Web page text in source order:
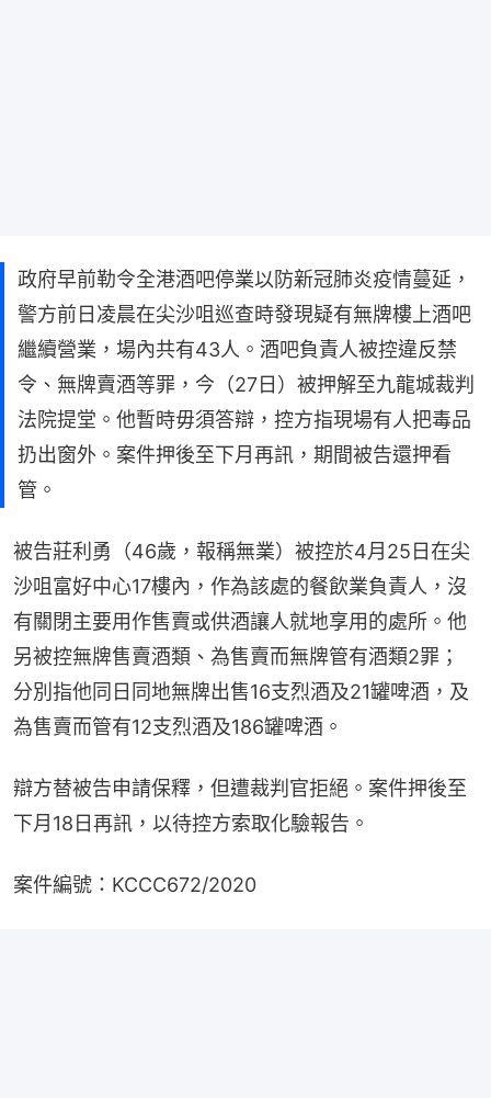
政府早前勒令全港酒吧停業以防新冠肺炎疫情蔓延，
警方前日凌晨在尖沙咀巡查時發現疑有無牌樓上酒吧
繼續營業，場內共有43人。酒吧負責人被控違反禁
令、無牌賣酒等罪，今（27日）被押解至九龍城裁判
法院提堂。他暫時毋須答辯，控方指現場有人把毒品
扔出窗外。案件押後至下月再訊，期間被告還押看
管。
被告莊利勇（46歲，報稱無業）被控於4月25日在尖
沙咀富好中心17樓內，作為該處的餐飲業負責人，沒
有關閉主要用作售賣或供酒讓人就地享用的處所。他
另被控無牌售賣酒類、為售賣而無牌管有酒類2罪；
分別指他同日同地無牌出售16支烈酒及21罐啤酒，及
為售賣而管有12支烈酒及186罐啤酒。
辯方替被告申請保釋，但遭裁判官拒絕。案件押後至
下月18日再訊，以待控方索取化驗報告。
案件編號：KCCC672/2020